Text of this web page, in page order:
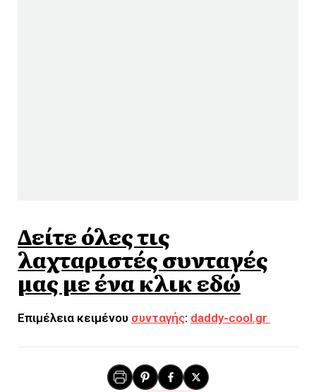
Δείτε όλες τις
λαχταριστές συνταγές
μας με ένα κλικ εδώ
Επιμέλεια κειμένου συνταγής: daddy-cool.gr